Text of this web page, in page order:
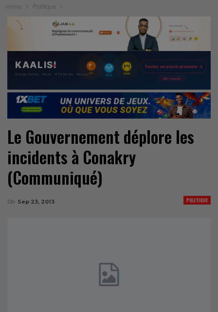
Home Politique
Le Gouvernement déplore les
incidents à Conakry
(Communiqué)
POLITIQUE
On Sep 23, 2013